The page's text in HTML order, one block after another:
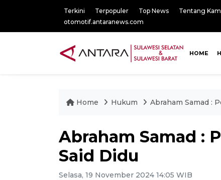
Terkini Terpopuler Top News Tentang
otomotif.antaranews.com
HOME
Home Hukum Abraham Samad :
Abraham Samad :
Said Didu
Selasa, 19 November 2024 14:05 WIB